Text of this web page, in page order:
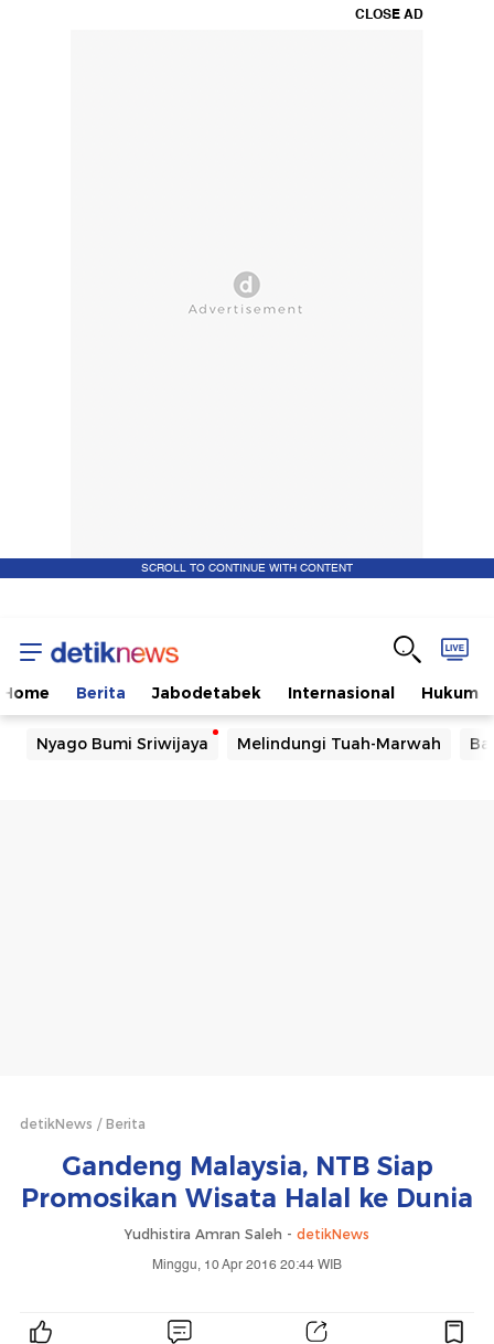
CLOSE AD
SCROLL TO CONTINUE WITH CONTENT
Home Berita Jabodetabek Internasional Hukum
Nyago Bumi Sriwijaya Melindungi Tuah-Marwah
detikNews Berita
Gandeng Malaysia, NTB Siap
Promosikan Wisata Halal ke Dunia
Yudhistira Amran Saleh - detikNews
Minggu, 10 Apr 2016 20:44 WIB